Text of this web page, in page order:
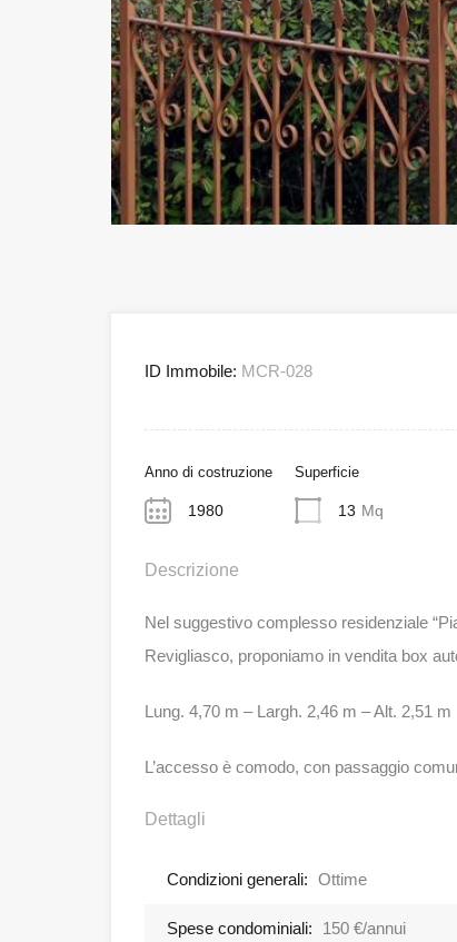
ID Immobile: MCR-028
Anno di costruzione
1980
Superficie
13 Mq
Descrizione
Nel suggestivo complesso residenziale
Revigliasco, proponiamo in vendita box
Lung. 4,70 m – Largh. 2,46 m – Alt. 2,51 m
L’accesso è comodo, con passaggio
Dettagli
Condizioni generali: Ottime
Spese condominiali: 150 €/annui